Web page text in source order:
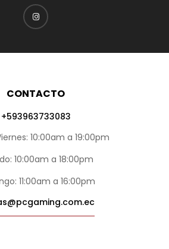
CONTACTO
+593963733083
10:00am a 19:00pm
10:00am a 18:00pm
11:00am a 16:00pm